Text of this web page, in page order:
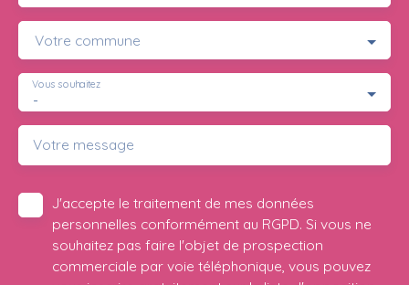
Votre commune
-
Vous souhaitez
Votre message
J'accepte le traitement de mes données
personnelles conformément au RGPD. Si vous ne
souhaitez pas faire l'objet de prospection
commerciale par voie téléphonique, vous pouvez